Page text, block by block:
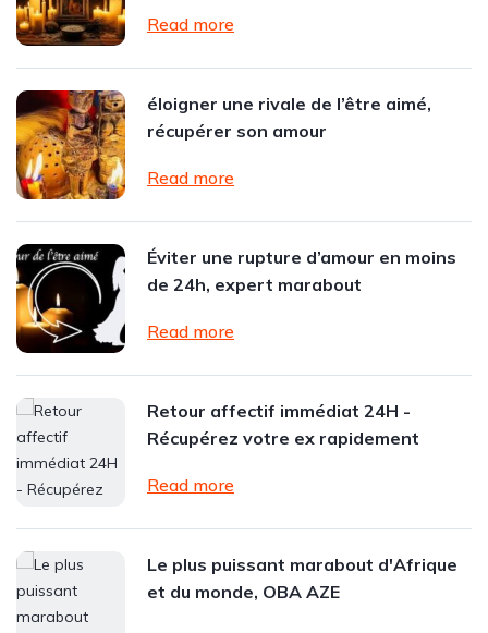
Read more
éloigner une rivale de l’être aimé,
récupérer son amour
Read more
Éviter une rupture d’amour en moins
de 24h, expert marabout
Read more
Retour affectif immédiat 24H -
Récupérez votre ex rapidement
Read more
Le plus puissant marabout d'Afrique
et du monde, OBA AZE